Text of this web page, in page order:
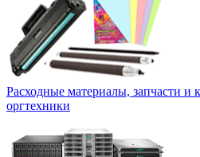
Расходные материалы, запчасти и
оргтехники